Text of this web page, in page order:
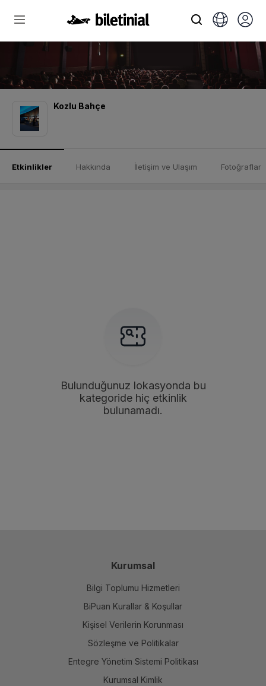
Kozlu Bahçe
Etkinlikler Hakkında İletişim ve Ulaşım Fotoğraflar
Bulunduğunuz lokasyonda bu
kategoride hiç etkinlik
bulunamadı.
Kurumsal
Bilgi Toplumu Hizmetleri
BiPuan Kurallar & Koşullar
Kişisel Verilerin Korunması
Sözleşme ve Politikalar
Entegre Yönetim Sistemi Politikası
Kurumsal Kimlik